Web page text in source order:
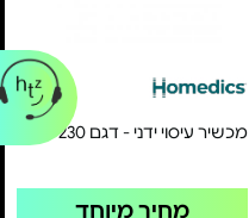
מכשיר עיסוי ידני - דגם HHP-230
מחיר מיוחד